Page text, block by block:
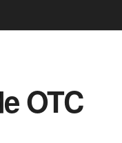
OTC